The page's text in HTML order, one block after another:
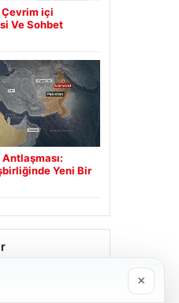
içi
Ve Sohbet
Yeni Bir
×